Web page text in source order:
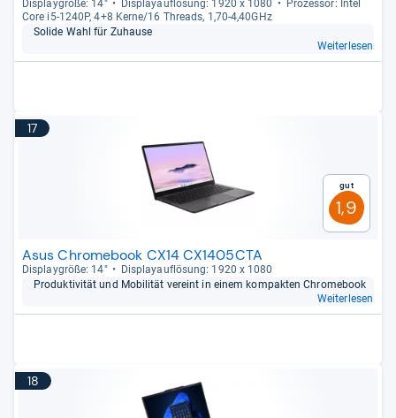
Dis­play­größe: 14" Dis­pla­yauf­lö­sung: 1920 x 1080
Pro­zes­sor: Intel
Core i5-​1240P, 4+8 Kerne/16 Threads, 1,70-​4,40GHz
Solide Wahl für Zuhause
Weiterlesen
17
Gut
1,9
Asus Chromebook CX14 CX1405CTA
Dis­play­größe: 14"
Dis­pla­yauf­lö­sung: 1920 x 1080
Pro­duk­ti­vi­tät und Mobi­li­tät ver­eint in einem kom­pak­ten Chro­me­book
Weiterlesen
18